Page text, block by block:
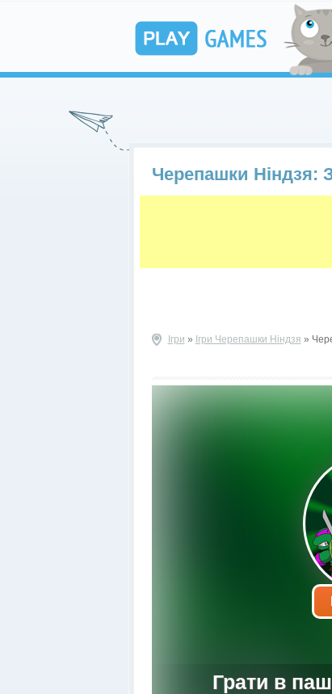
Черепашки Ніндзя:
Ігри » Ігри Черепашки Ніндзя »
Грати в